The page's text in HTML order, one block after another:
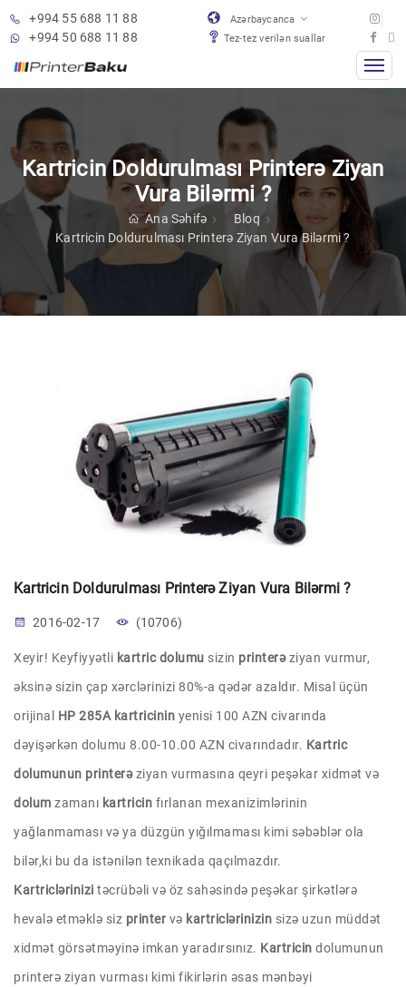
+994 55 688 11 88
+994 50 688 11 88
Azərbaycanca
Tez-tez verilən suallar
Kartricin Doldurulması Printerə Ziyan
Vura Bilərmi ?
Ana Səhifə
Bloq
Kartricin Doldurulması Printerə Ziyan Vura Bilərmi ?
Kartricin Doldurulması Printerə Ziyan Vura Bilərmi ?
2016-02-17 (10706)
Xeyir! Keyfiyyətli kartric dolumu sizin printerəziyan vurmur,
əksinə sizin çap xərclərinizi 80%-a qədər azaldır. Misal üçün
orijinal HP 285A kartricinin yenisi 100 AZN civarında
dəyişərkən dolumu 8.00-10.00 AZN civarındadır. Kartric
dolumunun printerəziyan vurmasına qeyri peşəkar xidmət və
dolum zamanı kartricin fırlanan mexanizimlərinin
yağlanmaması və ya düzgün yığılmaması kimi səbəblər ola
bilər,ki bu da istənilən texnikada qaçılmazdır.
Kartriclərinizi təcrübəli və öz sahəsində peşəkar şirkətlərə
hevalə etməklə siz printer və kartriclərinizin sizə uzun müddət
xidmət görsətməyinə imkan yaradırsınız. Kartricin dolumunun
printerə ziyan vurması kimi fikirlərin əsas mənbəyi